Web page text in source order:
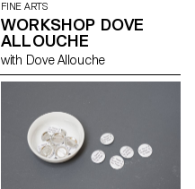
FINE ARTS
WORKSHOP DOVE
ALLOUCHE
with Dove Allouche